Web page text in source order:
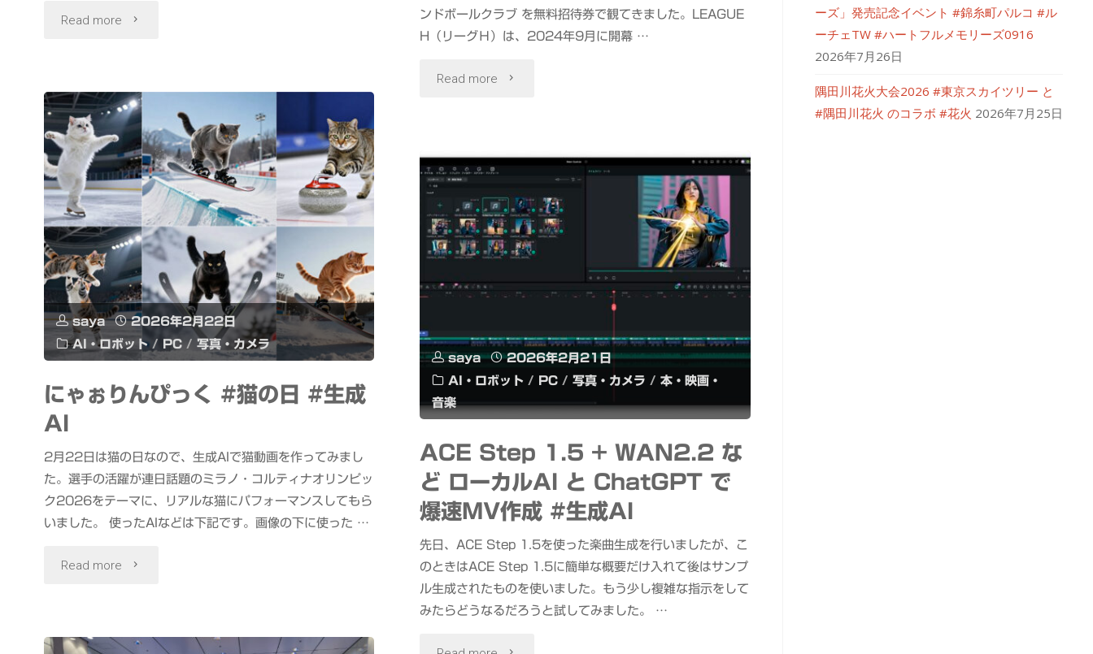
れ
横
ア
リ"
厚
炭
火
厚
中
華
そ
ば
覇
道"
に
会
え
る
す
み
だ
フ
ン
CLUB
交
ンドボールクラブ を無料招待券で観てきました。LEAGUE
H（リーグＨ）は、2024年9月に開幕 …
Read more "LEAGUE
ク
ス
タ
京
vs
安
芸
高
田
Read more "旧
川
河
津
桜
と
菜
の
花
と
saya
2026年2月22日
AI・ロボット / PC / 写真・カメラ
にゃぉりんぴっく #猫の日 #生成
AI
2月22日は猫の日なので、生成AIで猫動画を作ってみまし
た。選手の活躍が連日話題のミラノ・コルティナオリンピッ
ク2026をテーマに、リアルな猫にパフォーマンスしてもら
いました。 使ったAIなどは下記です。画像の下に使った …
Read more "に
ぉ
saya
2026年2月21日
AI・ロボット / PC / 写真・カメラ / 本・映画・
音楽
ACE Step 1.5 + WAN2.2 な
ど ローカルAI と ChatGPT で
爆速MV作成 #生成AI
先日、ACE Step 1.5を使った楽曲生成を行いましたが、こ
のときはACE Step 1.5に簡単な概要だけ入れて後はサンプ
ル生成されたものを使いました。もう少し複雑な指示をして
みたらどうなるだろうと試してみました。 …
"ACE
ーズ」発売記念イベント #錦糸町パルコ #ル
ーチェTW #ハートフルメモリーズ0916
2026年7月26日
隅田川花火大会2026 #東京スカイツリー と
#隅田川花火 のコラボ #花火 2026年7月25日